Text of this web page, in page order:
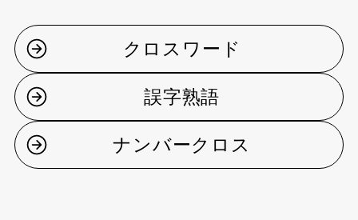
クロスワード
誤字熟語
ナンバークロス